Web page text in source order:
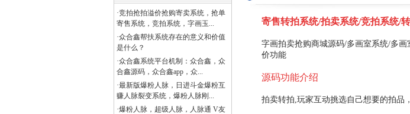
·竞拍抢拍溢价抢购寄卖系统，抢单
寄售系统，竞拍系统，字画玉...
·众合鑫帮扶系统存在的意义和价值
是什么？
·众合鑫系统平台机制：众合鑫，众
合鑫源码，众合鑫app，众...
·最新版爆粉人脉，日进斗金爆粉互
赚人脉裂变系统，爆粉人脉刚...
·爆粉人脉，超级人脉，人脉通 V友
寄售转拍系统/拍卖系统/竞拍系统/
字画拍卖抢购商城源码/多画室系统/多
价功能
源码功能介绍
拍卖转拍,玩家互动挑选自己想要的拍品